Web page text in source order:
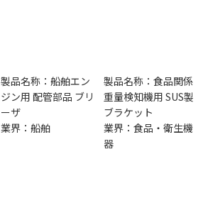
製品名称：船舶エン
ジン用 配管部品 ブリ
ーザ
業界：船舶
製品名称：食品関係
重量検知機用 SUS製
ブラケット
業界：食品・衛生機
器